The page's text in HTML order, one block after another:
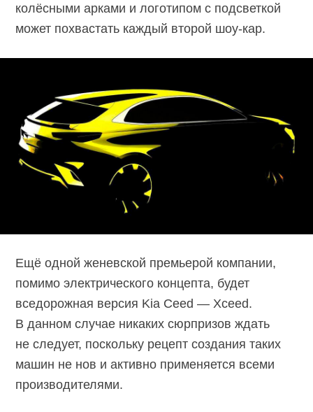
колёсными арками и логотипом с подсветкой
может похвастать каждый второй шоу-кар.
Ещё одной женевской премьерой компании,
помимо электрического концепта, будет
вседорожная версия Kia Ceed — Xceed.
В данном случае никаких сюрпризов ждать
не следует, поскольку рецепт создания таких
машин не нов и активно применяется всеми
производителями.